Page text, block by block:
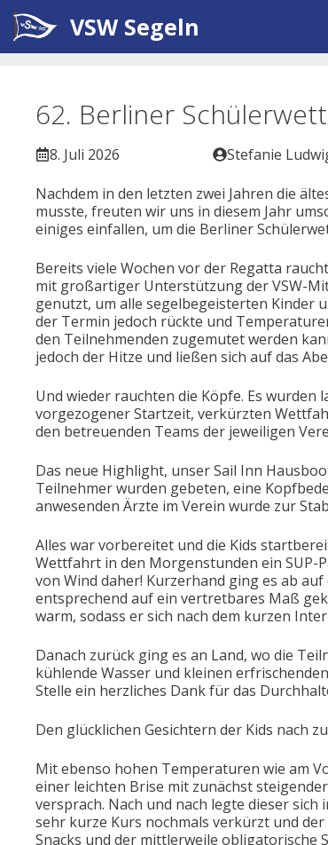
Zum
Inhalt
springen
VSW Segeln
62. Berliner
8. Juli 2026
Stefanie
Nachdem in den letzten zwei Jahren die
musste, freuten wir uns in diesem Jahr
einiges einfallen, um die Berliner
Bereits viele Wochen vor der Regatta
mit großartiger Unterstützung der VSW-
genutzt, um alle segelbegeisterten Kinder
der Termin jedoch rückte und
den Teilnehmenden zugemutet werden
jedoch der Hitze und ließen sich auf das
Und wieder rauchten die Köpfe. Es
vorgezogener Startzeit, verkürzten
den betreuenden Teams der jeweiligen
Das neue Highlight, unser Sail Inn
Teilnehmer wurden gebeten, eine
anwesenden Ärzte im Verein wurde zur
Alles war vorbereitet und die Kids
Wettfahrt in den Morgenstunden ein SUP-
von Wind daher! Kurzerhand ging es ab
entsprechend auf ein vertretbares Maß
warm, sodass er sich nach dem kurzen
Danach zurück ging es an Land, wo die
kühlende Wasser und kleinen
Stelle ein herzliches Dank für das
Den glücklichen Gesichtern der Kids nach
Mit ebenso hohen Temperaturen wie am
einer leichten Brise mit zunächst
versprach. Nach und nach legte dieser
sehr kurze Kurs nochmals verkürzt und
Snacks und der mittlerweile obligatorische